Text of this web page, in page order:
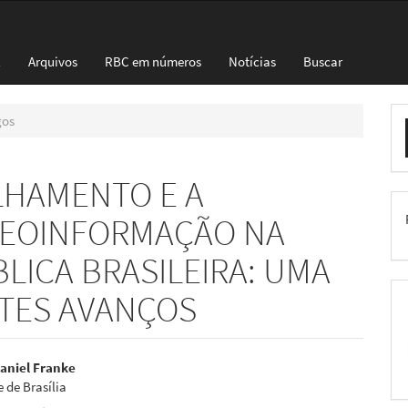
Arquivos RBC em números Notícias Buscar
E A
NA
BRASILEIRA: UMA
AVANÇOS
Franke
de Brasília